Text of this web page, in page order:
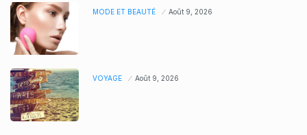
MODE ET BEAUTÉ Août 9, 2026
VOYAGE Août 9, 2026